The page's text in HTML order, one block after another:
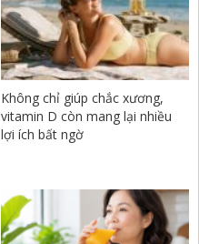
Không chỉ giúp chắc xương,
vitamin D còn mang lại nhiều
lợi ích bất ngờ